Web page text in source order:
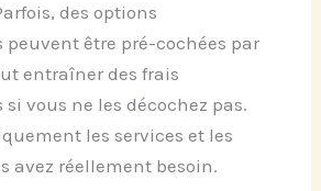
des options
être pré-cochées par
entraîner des frais
vous ne les décochez pas.
les services et les
avez réellement besoin.